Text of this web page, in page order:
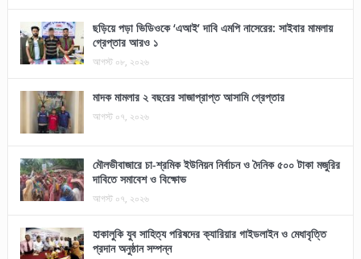
ছড়িয়ে পড়া ভিডিওকে ‘এআই’ দাবি এমপি নাসেরের: সাইবার মামলায়
গ্রেপ্তার আরও ১
আগস্ট ০৮, ২০২৬
মাদক মামলার ২ বছরের সাজাপ্রাপ্ত আসামি গ্রেপ্তার
আগস্ট ০৭, ২০২৬
মৌলভীবাজারে চা-শ্রমিক ইউনিয়ন নির্বাচন ও দৈনিক ৫০০ টাকা মজুরির
দাবিতে সমাবেশ ও বিক্ষোভ
আগস্ট ০৭, ২০২৬
হাকালুকি যুব সাহিত্য পরিষদের ক্যারিয়ার গাইডলাইন ও মেধাবৃত্তি
প্রদান অনুষ্ঠান সম্পন্ন